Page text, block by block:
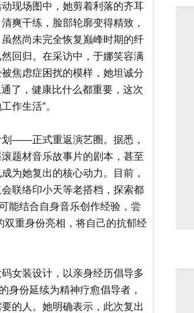
现场图中，她剪着利落的齐耳
爽干练，脸部轮廓变得精致，
然尚未完全恢复巅峰时期的纤
回归。在采访中，于娜笑容满
焦虑症困扰的模样，她坦诚分
了，健康比什么都重要，这次
作生活”。
划——正式重返演艺圈。据悉，
题材音乐故事片的剧本，甚至
为她复出的核心动力。目前，
联络印小天等老搭档，探索都
能结合自身音乐创作经验，尝
双重身份亮相，将自己的抗郁经
女装设计，以亲身经历倡导多
身份延续为精神疗愈倡导者，
的人。她明确表示，此次复出